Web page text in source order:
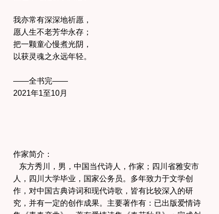
我亦常有深深地祈愿，
愿人生不老芳华永存；
把一颗童心慢煮光阴，
以获灵魂之永远年轻。
——全书完——
2021年1至10月
作家简介：
东方秀川，男，中国当代诗人，作家；四川省雅安市
人，四川大学毕业，国家公务员。多年致力于文学创
作，对中国古典诗词和现代诗歌，皆有比较深入的研
究，并有一定的创作成果。主要著作有：已出版爱情诗